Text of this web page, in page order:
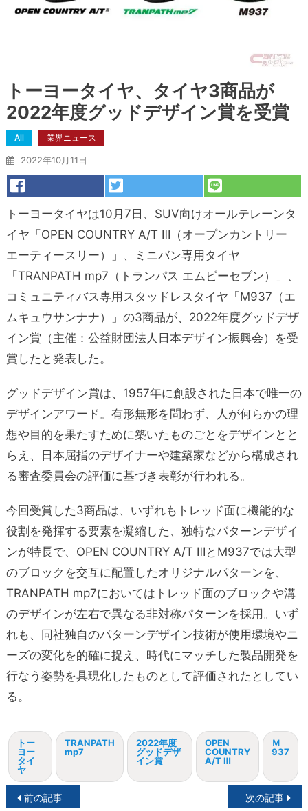
トーヨータイヤ、タイヤ3商品が
2022年度グッドデザイン賞を受賞
All 業界ニュース
2022年10月11日
トーヨータイヤは10月7日、SUV向けオールテレーンタ
イヤ「OPEN COUNTRY A/T Ⅲ（オープンカントリー
エーティースリー）」、ミニバン専用タイヤ
「TRANPATH mp7（トランパス エムピーセブン）」、
コミュニティバス専用スタッドレスタイヤ「M937（エ
ムキュウサンナナ）」の3商品が、2022年度グッドデザ
イン賞（主催：公益財団法人日本デザイン振興会）を受
賞したと発表した。
グッドデザイン賞は、1957年に創設された日本で唯一の
デザインアワード。有形無形を問わず、人が何らかの理
想や目的を果たすために築いたものごとをデザインとと
らえ、日本屈指のデザイナーや建築家などから構成され
る審査委員会の評価に基づき表彰が行われる。
今回受賞した3商品は、いずれもトレッド面に機能的な
役割を発揮する要素を凝縮した、独特なパターンデザイ
ンが特長で、OPEN COUNTRY A/T ⅢとM937では大型
のブロックを交互に配置したオリジナルパターンを、
TRANPATH mp7においてはトレッド面のブロックや溝
のデザインが左右で異なる非対称パターンを採用。いず
れも、同社独自のパターンデザイン技術が使用環境やニ
ーズの変化を的確に捉え、時代にマッチした製品開発を
行なう姿勢を具現化したものとして評価されたとしてい
る。
トー
ヨー
タイ
ヤ
TRANPATH
mp7
2022年度
グッドデザ
イン賞
OPEN
COUNTRY
A/T Ⅲ
Ｍ
937
投前の記事 次の記事